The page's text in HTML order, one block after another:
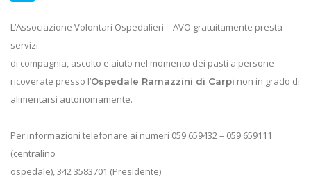
L’Associazione Volontari Ospedalieri – AVO gratuitamente presta
servizi
di compagnia, ascolto e aiuto nel momento dei pasti a persone
ricoverate presso l’Ospedale Ramazzini di Carpi non in grado di
alimentarsi autonomamente.
Per informazioni telefonare ai numeri 059 659432 – 059 659111
(centralino
ospedale), 342 3583701 (Presidente)